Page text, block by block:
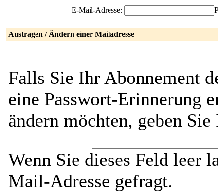
E-Mail-Adresse:
Austragen / Ändern einer Mailadresse
Falls Sie Ihr Abonnement
eine Passwort-Erinnerung
ändern möchten, geben
Wenn Sie dieses Feld leer
Mail-Adresse gefragt.